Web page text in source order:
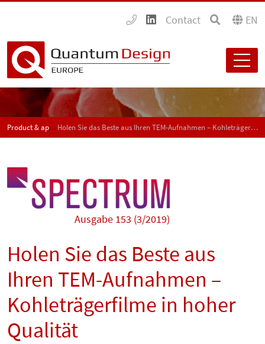
Contact EN
Product & application news - SPECTRUM Holen Sie das Beste aus Ihren TEM-Aufnahmen – Kohleträgerfilme in hoher Qualität
Ausgabe 153 (3/2019)
Holen Sie das Beste aus
Ihren TEM-Aufnahmen –
Kohleträgerfilme in hoher
Qualität